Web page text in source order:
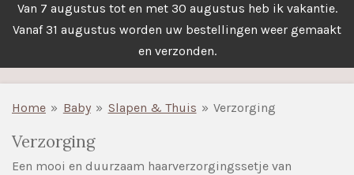
Van 7 augustus tot en met 30 augustus heb ik vakantie.
Vanaf 31 augustus worden uw bestellingen weer gemaakt
en verzonden.
Home » Baby » Slapen & Thuis » Verzorging
Verzorging
Een mooi en duurzaam haarverzorgingssetje van